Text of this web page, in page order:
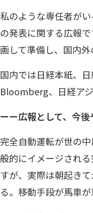
私のような専任者が
の発表に関する広報
画して準備し、国内
国内では日経本紙、
Bloomberg、日経ア
ーー広報として、今
完全自動運転が世の
般的にイメージされ
すが、実際は朝起き
る。移動手段が馬車